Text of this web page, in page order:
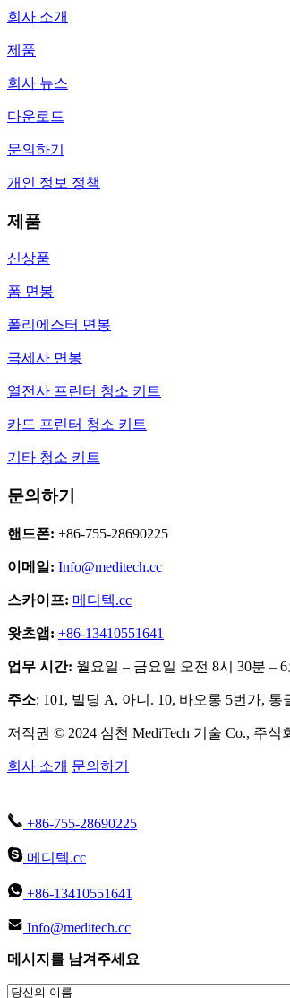
회사 소개
제품
회사 뉴스
다운로드
문의하기
개인 정보 정책
제품
신상품
폼 면봉
폴리에스터 면봉
극세사 면봉
열전사 프린터 청소 키트
카드 프린터 청소 키트
기타 청소 키트
문의하기
핸드폰: +86-755-28690225
이메일: Info@meditech.cc
스카이프: 메디텍.cc
왓츠앱: +86-13410551641
업무 시간: 월요일 – 금요일 오전 8시 30분 –
주소: 101, 빌딩 A, 아니. 10, 바오롱 5번가,
저작권 © 2024 심천 MediTech 기술 Co., 주식
회사 소개 문의하기
+86-755-28690225
메디텍.cc
+86-13410551641
Info@meditech.cc
메시지를 남겨주세요